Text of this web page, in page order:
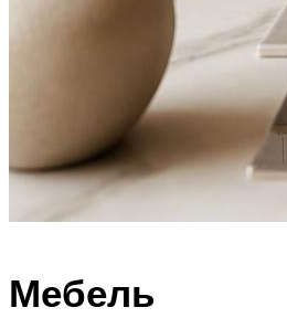
Мебель